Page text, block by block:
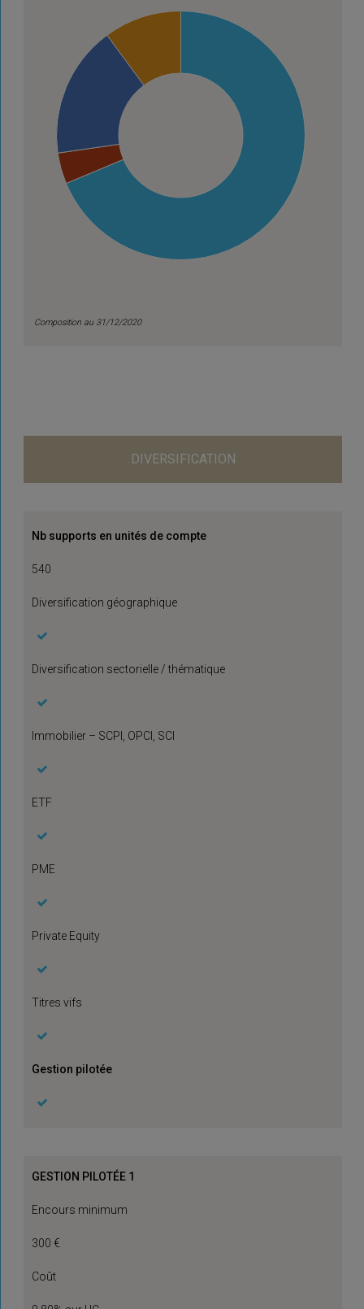
Composition au 31/12/2020
DIVERSIFICATION
Nb supports en unités de compte
540
Diversification géographique
Diversification sectorielle / thématique
Immobilier – SCPI, OPCI, SCI
ETF
PME
Private Equity
Titres vifs
Gestion pilotée
GESTION PILOTÉE 1
Encours minimum
300 €
Coût